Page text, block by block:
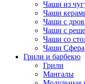
Чаши из
Чаши
Чаши с
Чаши с
Чаши со
Чаши Сфера
Грили и барбекю
Грили
Мангалы